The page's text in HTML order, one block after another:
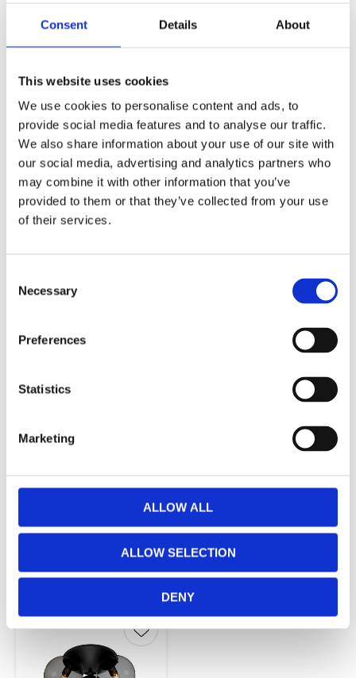
Consent Details About
This website uses cookies
We use cookies to personalise content and ads, to
provide social media features and to analyse our traffic.
We also share information about your use of our site with
our social media, advertising and analytics partners who
may combine it with other information that you’ve
provided to them or that they’ve collected from your use
of their services.
Selection
Necessary
Preferences
Statistics
Marketing
ALLOW ALL
ALLOW SELECTION
DENY
3,5 meter lång sladd med stickkontakt.
Färg:Svart & rök
Watt:Max 40w
Mått:H 18,5cm Dia: 15cm
Sockel:E14
Sladdlängd:350cm
Sladdfärg:Svart kabel
Ljuskälla ingår ej.
RELATERADE PRODUKTER
Capella Taklampa
1 049,00KR
KÖP
Capella Taklampa
17x37cm - 3xE14
995,00KR
Lägg till
INFO
Lägg till i favoriter